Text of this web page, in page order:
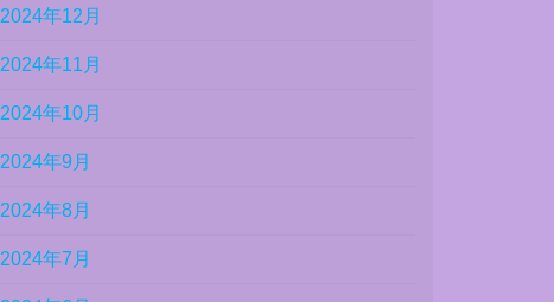
2024年12月
2024年11月
2024年10月
2024年9月
2024年8月
2024年7月